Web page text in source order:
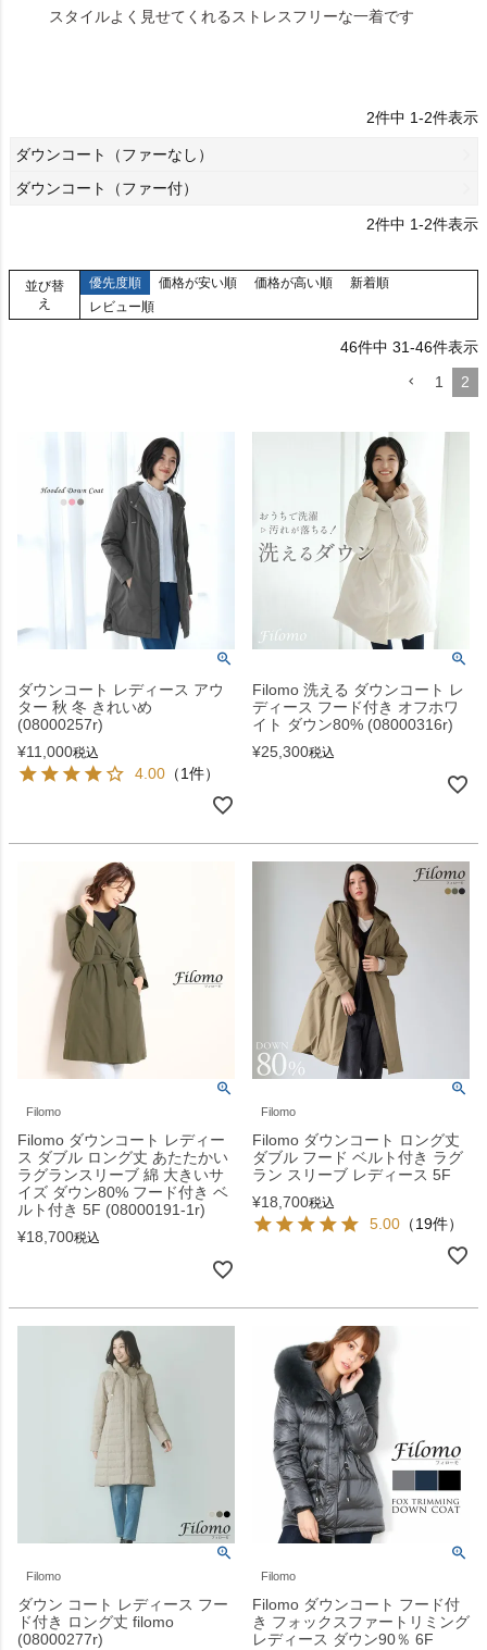
スタイルよく見せてくれるストレスフリーな一着です
2件中 1-2件表示
ダウンコート（ファーなし）
ダウンコート（ファー付）
2件中 1-2件表示
並び替
え
優先度順 価格が安い順 価格が高い順
新着順
レビュー順
46件中 31-46件表示
1
2
ダウンコート レディース アウ
ター 秋 冬 きれいめ
(08000257r)
¥11,000税込
4.00 （1件）
Filomo 洗える ダウンコート レ
ディース フード付き オフホワ
イト ダウン80% (08000316r)
¥25,300税込
Filomo
Filomo ダウンコート レディー
ス ダブル ロング丈 あたたかい
ラグランスリーブ 綿 大きいサ
イズ ダウン80% フード付き ベ
ルト付き 5F (08000191-1r)
¥18,700税込
Filomo
Filomo ダウンコート ロング丈
ダブル フード ベルト付き ラグ
ラン スリーブ レディース 5F
¥18,700税込
5.00 （19件）
Filomo
ダウン コート レディース フー
ド付き ロング丈 filomo
(08000277r)
Filomo
Filomo ダウンコート フード付
き フォックスファートリミング
レディース ダウン90％ 6F